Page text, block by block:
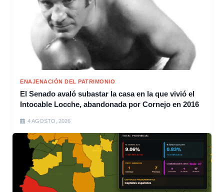
ENAJENACIÓN DEL PATRIMONIO
El Senado avaló subastar la casa en la que vivió el
Intocable Locche, abandonada por Cornejo en 2016
4 AGOSTO, 2026